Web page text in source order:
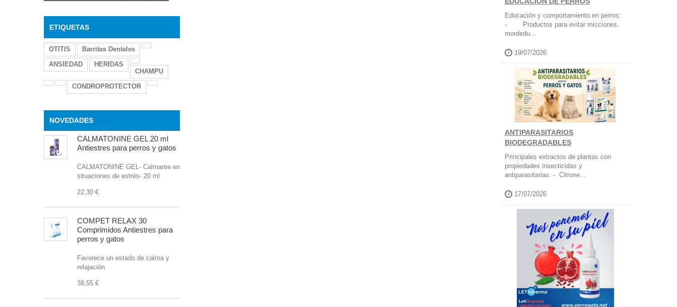
ETIQUETAS
OTITIS
Barritas Dentales
ANSIEDAD
HERIDAS
CHAMPU
CONDROPROTECTOR
NOVEDADES
CALMATONINE GEL 20 ml
Antiestres para perros y gatos
CALMATONINE GEL- Calmante en
situaciones de estrés- 20 ml
22,30 €
COMPET RELAX 30
Comprimidos Antiestres para
perros y gatos
Favorece un estado de calma y
relajación
39,55 €
Educación y comportamiento en perros:
- Productos para evitar micciones,
mordedu...
19/07/2026
ANTIPARASITARIOS
BIODEGRADABLES
Principales extractos de plantas con
propiedades insecticidas y
antiparasitarias: - Citrone...
17/07/2026